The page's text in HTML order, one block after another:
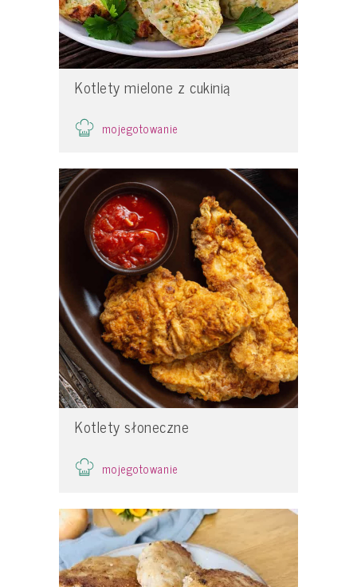
Kotlety mielone z cukinią
mojegotowanie
Kotlety słoneczne
mojegotowanie